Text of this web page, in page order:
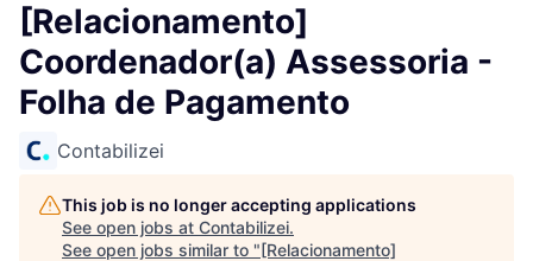
[Relacionamento]
Coordenador(a) Assessoria -
Folha de Pagamento
Contabilizei
This job is no longer accepting applications
See open jobs at Contabilizei.
See open jobs similar to "[Relacionamento]